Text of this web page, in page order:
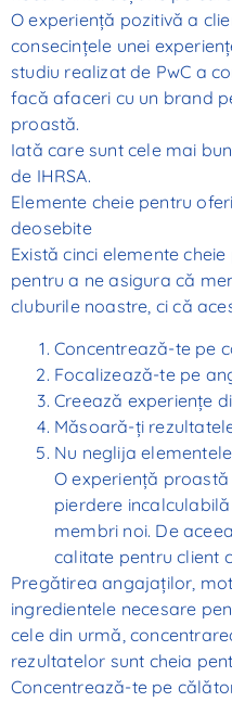
O experiență pozitivă a
consecințele unei
studiu realizat de PwC a
facă afaceri cu un brand
proastă.
Iată care sunt cele mai
de IHRSA.
Elemente cheie pentru
deosebite
Există cinci elemente
pentru a ne asigura că
cluburile noastre, ci că
Concentrează-te pe
Focalizează-te pe
Creează experiențe
Măsoară-ți
Nu neglija
O experiență
pierdere
membri noi. De
calitate pentru client
Pregătirea angajaților,
ingredientele necesare
cele din urmă,
rezultatelor sunt cheia
Concentrează-te pe